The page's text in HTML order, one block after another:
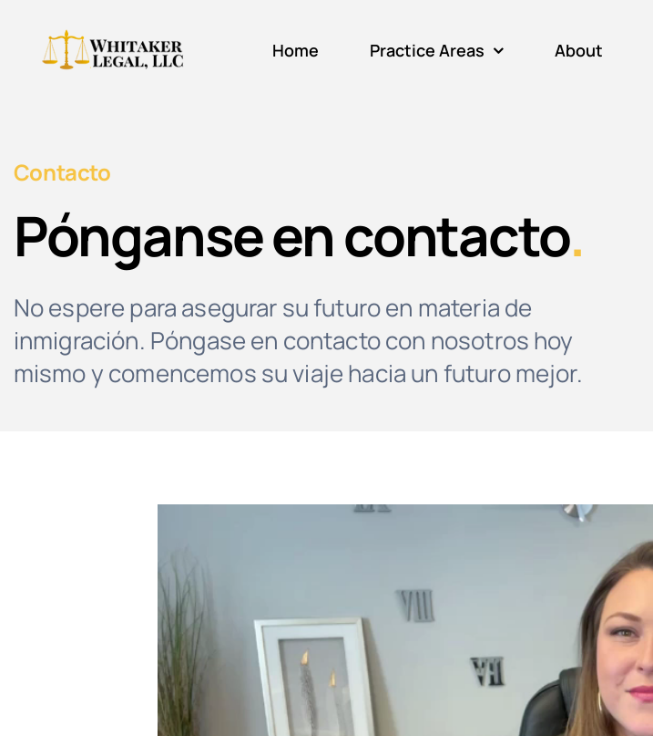
content
Home Practice Areas About
Contacto
Pónganse en contacto.
No espere para asegurar su futuro en materia de
inmigración. Póngase en contacto con nosotros hoy
mismo y comencemos su viaje hacia un futuro mejor.